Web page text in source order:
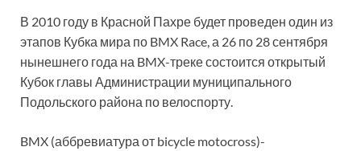
В 2010 году в Красной Пахре будет проведен один из
этапов Кубка мира по BMX Race, а 26 по 28 сентября
нынешнего года на BMX-треке состоится открытый
Кубок главы Администрации муниципального
Подольского района по велоспорту.
BMX (аббревиатура от bicycle motocross)-